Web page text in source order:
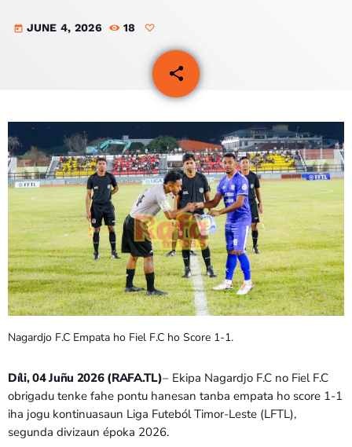
EKIPA
PROGRAMA SIRA
VÍDEO SIRA
EVENTU SIRA
KONTAKTU SIRA
TÉTUM keyboard_arrow_down
Bom dia RAFA
7:00 AM - 10:00 AM
today JUNE 4, 2026 18
share
email
Nagardjo F.C Empata ho Fiel F.C ho Score 1-1.
Díli, 04 Juñu 2026 (RAFA.TL)– Ekipa Nagardjo F.C no Fiel F.C
obrigadu tenke fahe pontu hanesan tanba empata ho score 1-1
iha jogu kontinuasaun Liga Futeból Timor-Leste (LFTL),
segunda divizaun époka 2026.